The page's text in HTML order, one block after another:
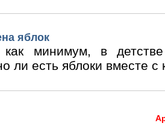
яблок
минимум, в
ли есть яблоки вместе с